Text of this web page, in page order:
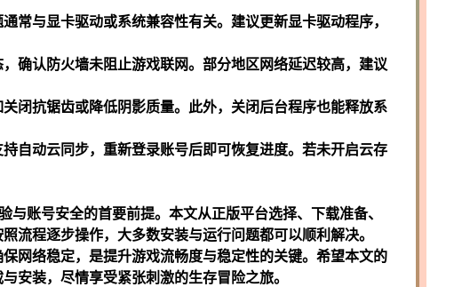
常与显卡驱动或系统兼容性有关。建议更新显卡驱动程序，
确认防火墙未阻止游戏联网。部分地区网络延迟较高，建议
闭抗锯齿或降低阴影质量。此外，关闭后台程序也能释放系
自动云同步，重新登录账号后即可恢复进度。若未开启云存
账号安全的首要前提。本文从正版平台选择、下载准备、
流程逐步操作，大多数安装与运行问题都可以顺利解决。
网络稳定，是提升游戏流畅度与稳定性的关键。希望本文的
安装，尽情享受紧张刺激的生存冒险之旅。